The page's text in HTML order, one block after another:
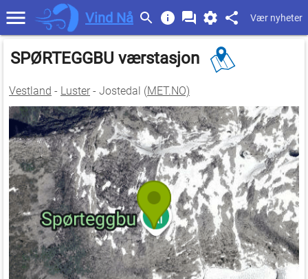
Vind Nå Vær nyheter
SPØRTEGGBU værstasjon
Vestland - Luster - Jostedal (MET.NO)